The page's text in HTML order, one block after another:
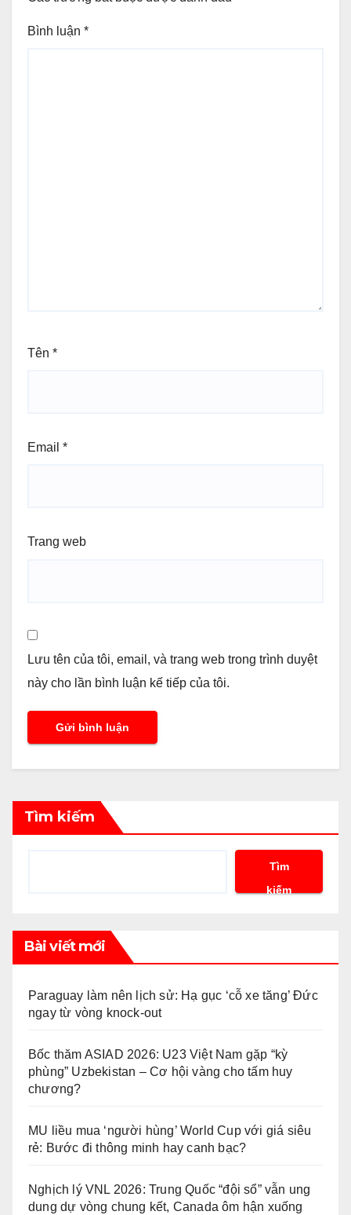
Bình luận *
Tên *
Email *
Trang web
Lưu tên của tôi, email, và trang web trong trình duyệt
này cho lần bình luận kế tiếp của tôi.
Tìm kiếm
Tìm
kiếm
Bài viết mới
Paraguay làm nên lịch sử: Hạ gục ‘cỗ xe tăng’ Đức
ngay từ vòng knock-out
Bốc thăm ASIAD 2026: U23 Việt Nam gặp “kỳ
phùng” Uzbekistan – Cơ hội vàng cho tấm huy
chương?
MU liều mua ‘người hùng’ World Cup với giá siêu
rẻ: Bước đi thông minh hay canh bạc?
Nghịch lý VNL 2026: Trung Quốc “đội sổ” vẫn ung
dung dự vòng chung kết, Canada ôm hận xuống